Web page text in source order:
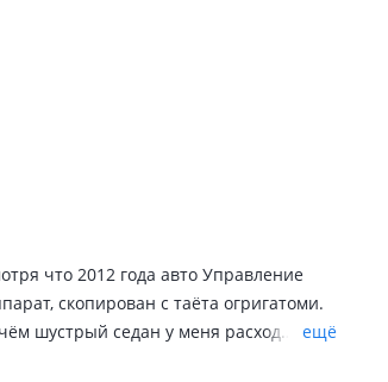
что 2012 года авто Управление
скопирован с таёта огригатоми.
шустрый седан у меня расход
в обслуживание кондиционер так
ещё